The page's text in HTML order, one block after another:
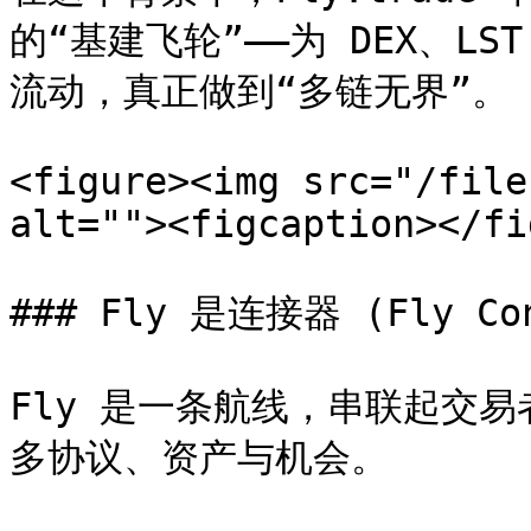
的“基建飞轮”——为 DEX、
流动，真正做到“多链无界”。
<figure><img src="/files/
alt=""><figcaption></
### Fly 是连接器 (Fly
Fly 是一条航线，串联起交易
多协议、资产与机会。